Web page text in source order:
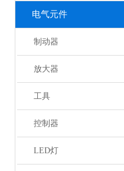
电气元件
制动器
放大器
工具
控制器
LED灯